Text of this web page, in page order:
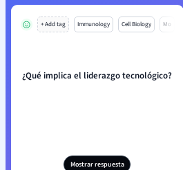
+ Add tag Immunology Cell Biology Mo
¿Qué implica el liderazgo tecnológico?
Mostrar respuesta